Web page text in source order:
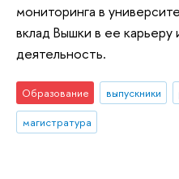
мониторинга в
вклад Вышки в ее
деятельность.
Образование выпускники
магистратура